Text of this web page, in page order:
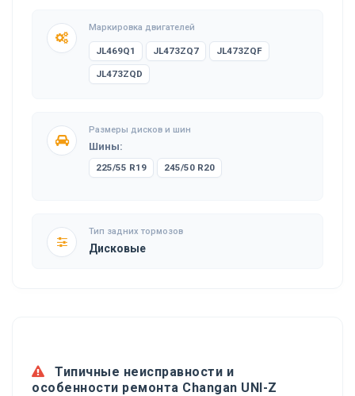
Маркировка двигателей
JL469Q1 JL473ZQ7 JL473ZQF
JL473ZQD
Размеры дисков и шин
Шины:
225/55 R19 245/50 R20
Тип задних тормозов
Дисковые
Типичные неисправности и
особенности ремонта Changan UNI-Z